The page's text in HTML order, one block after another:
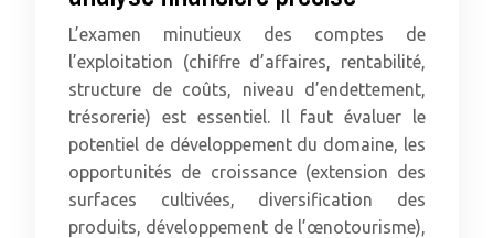
L’examen minutieux des comptes de
l’exploitation (chiffre d’affaires, rentabilité,
structure de coûts, niveau d’endettement,
trésorerie) est essentiel. Il faut évaluer le
potentiel de développement du domaine, les
opportunités de croissance (extension des
surfaces cultivées, diversification des
produits, développement de l’œnotourisme),